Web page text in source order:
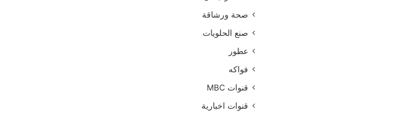
صحة ورشاقة
صنع الحلويات
عطور
فواكه
قنوات MBC
قنوات اخبارية